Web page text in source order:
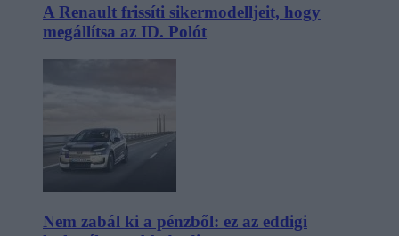
A Renault frissíti sikermodelljeit, hogy
megállítsa az ID. Polót
Nem zabál ki a pénzből: ez az eddigi